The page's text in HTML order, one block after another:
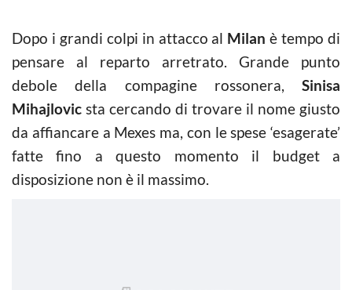
Dopo i grandi colpi in attacco al Milan è tempo di
pensare al reparto arretrato. Grande punto
debole della compagine rossonera, Sinisa
Mihajlovic sta cercando di trovare il nome giusto
da affiancare a Mexes ma, con le spese ‘esagerate’
fatte fino a questo momento il budget a
disposizione non è il massimo.